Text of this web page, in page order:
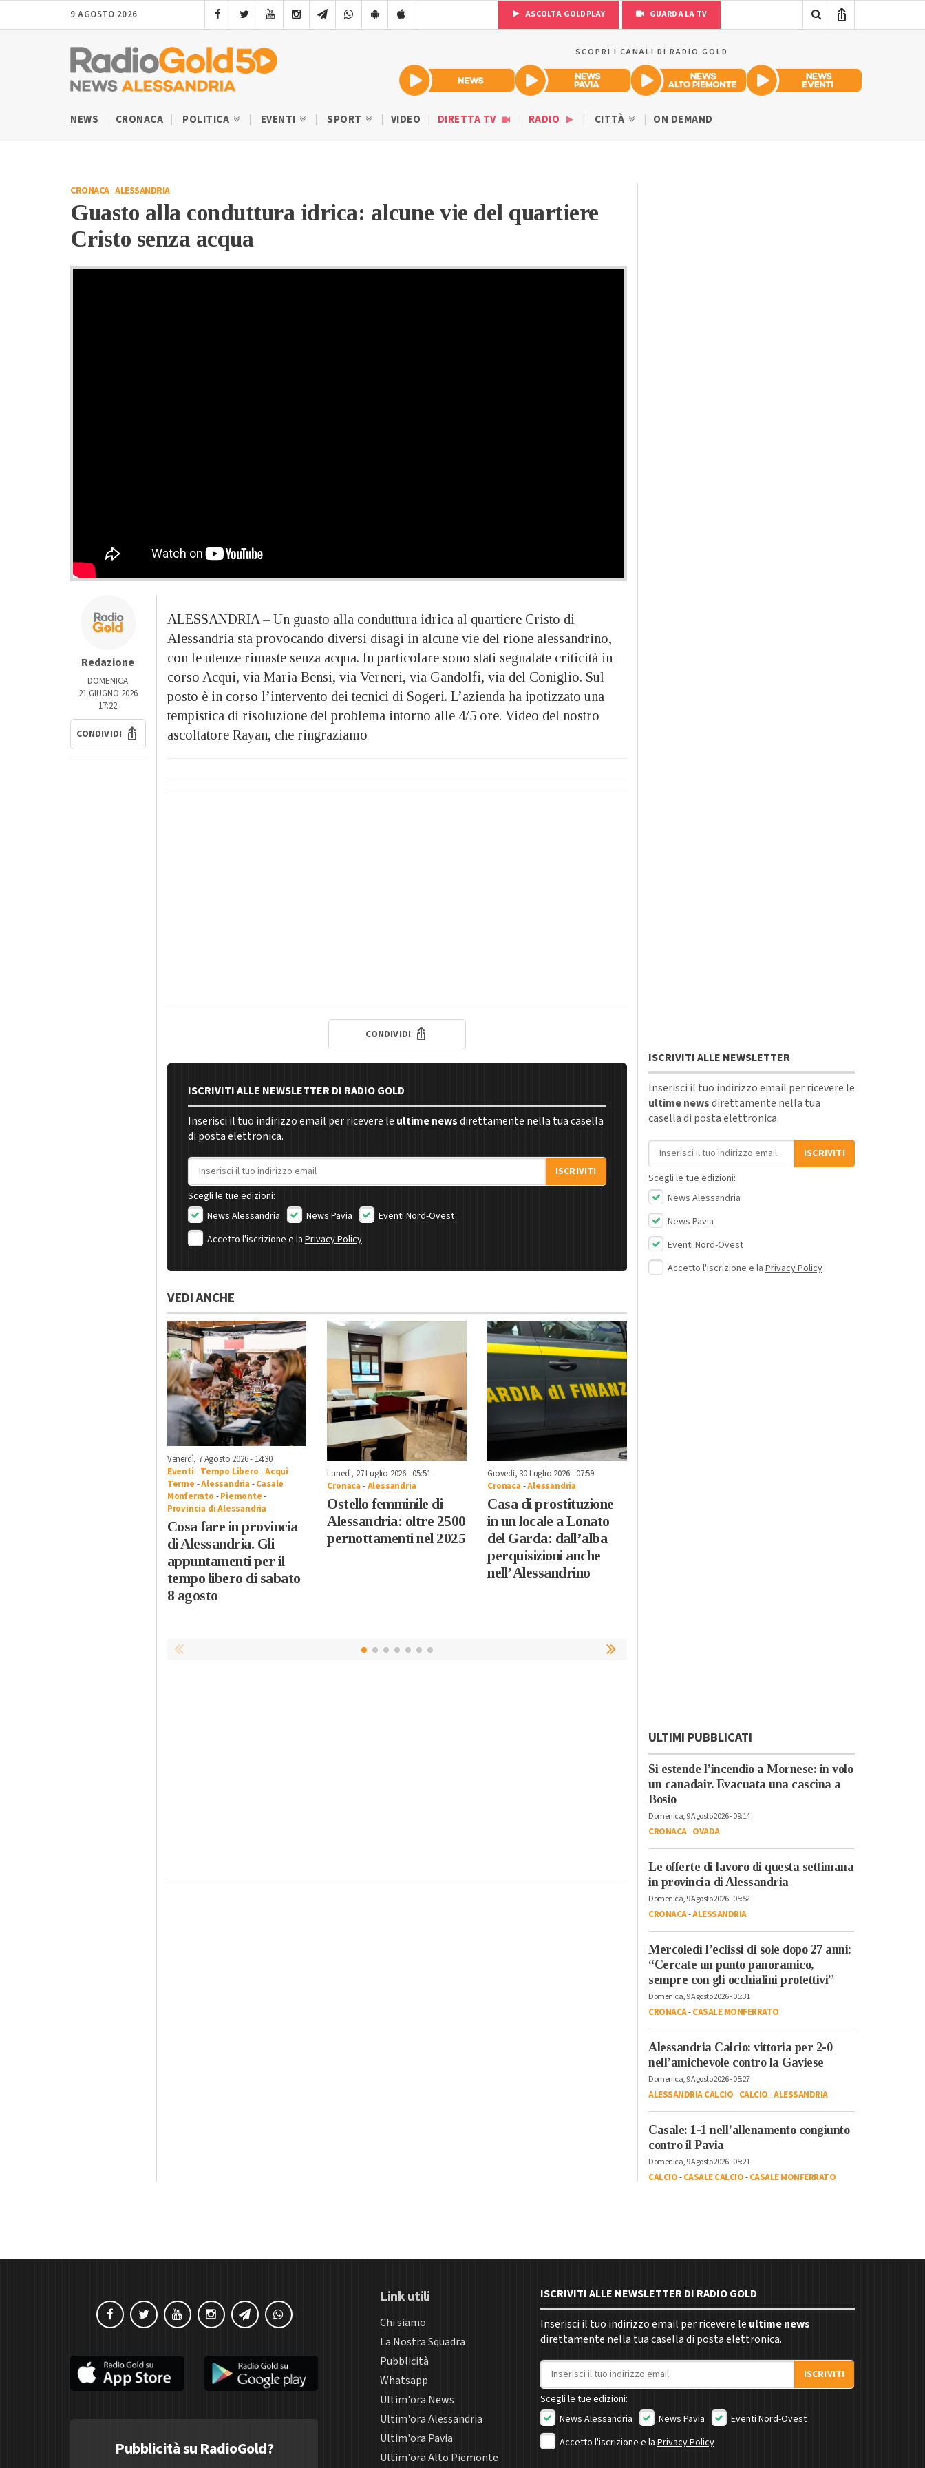
9 AGOSTO 2026 ASCOLTA GOLDPLAY GUARDA LA TV
SCOPRI I CANALI DI RADIO GOLD
NEWS CRONACA POLITICA EVENTI SPORT VIDEO DIRETTA TV RADIO CITTÀ ON DEMAND
CRONACA-ALESSANDRIA
Guasto alla conduttura idrica: alcune vie del quartiere
Cristo senza acqua
Redazione
DOMENICA
21 GIUGNO 2026
17:22
CONDIVIDI
ALESSANDRIA – Un guasto alla conduttura idrica al quartiere Cristo di
Alessandria sta provocando diversi disagi in alcune vie del rione alessandrino,
con le utenze rimaste senza acqua. In particolare sono stati segnalate criticità in
corso Acqui, via Maria Bensi, via Verneri, via Gandolfi, via del Coniglio. Sul
posto è in corso l’intervento dei tecnici di Sogeri. L’azienda ha ipotizzato una
tempistica di risoluzione del problema intorno alle 4/5 ore. Video del nostro
ascoltatore Rayan, che ringraziamo
CONDIVIDI
ISCRIVITI ALLE NEWSLETTER DI RADIO GOLD
Inserisci il tuo indirizzo email per ricevere le ultime newsdirettamente nella tua casella
di posta elettronica.
Indirizzo email
ISCRIVITI
Scegli le tue edizioni:
News Alessandria
News Pavia
Eventi Nord-Ovest
Accetto l'iscrizione e laPrivacy Policy
VEDI ANCHE
Venerdì, 7 Agosto 2026 - 14:30
Eventi- Tempo Libero-Acqui
Terme -Alessandria -Casale
Monferrato -Piemonte-
Provincia di Alessandria
Cosa fare in provincia
di Alessandria. Gli
appuntamenti per il
tempo libero di sabato
8 agosto
Lunedì, 27 Luglio 2026 - 05:51
Cronaca -Alessandria
Ostello femminile di
Alessandria: oltre 2500
pernottamenti nel 2025
Giovedì, 30 Luglio 2026 - 07:59
Cronaca -Alessandria
Casa di prostituzione
in un locale a Lonato
del Garda: dall’alba
perquisizioni anche
nell’Alessandrino
ISCRIVITI ALLE NEWSLETTER
Inserisci il tuo indirizzo email per ricevere le
ultime newsdirettamente nella tua
casella di posta elettronica.
Indirizzo email
ISCRIVITI
Scegli le tue edizioni:
News Alessandria
News Pavia
Eventi Nord-Ovest
Accetto l'iscrizione e la Privacy Policy
ULTIMI PUBBLICATI
Si estende l’incendio a Mornese: in volo
un canadair. Evacuata una cascina a
Bosio
Domenica, 9 Agosto 2026 - 09:14
CRONACA-OVADA
Le offerte di lavoro di questa settimana
in provincia di Alessandria
Domenica, 9 Agosto 2026 - 05:52
CRONACA-ALESSANDRIA
Mercoledì l’eclissi di sole dopo 27 anni:
“Cercate un punto panoramico,
sempre con gli occhialini protettivi”
Domenica, 9 Agosto 2026 - 05:31
CRONACA-CASALE MONFERRATO
Alessandria Calcio: vittoria per 2-0
nell’amichevole contro la Gaviese
Domenica, 9 Agosto 2026 - 05:27
ALESSANDRIA CALCIO-CALCIO-ALESSANDRIA
Casale: 1-1 nell’allenamento congiunto
contro il Pavia
Domenica, 9 Agosto 2026 - 05:21
CALCIO-CASALE CALCIO-CASALE MONFERRATO
Pubblicità su RadioGold?
Link utili
Chi siamo
La Nostra Squadra
Pubblicità
Whatsapp
Ultim'ora News
Ultim'ora Alessandria
Ultim'ora Pavia
Ultim'ora Alto Piemonte
ISCRIVITI ALLE NEWSLETTER DI RADIO GOLD
Inserisci il tuo indirizzo email per ricevere le ultime news
direttamente nella tua casella di posta elettronica.
Indirizzo email
ISCRIVITI
Scegli le tue edizioni:
News Alessandria
News Pavia
Eventi Nord-Ovest
Accetto l'iscrizione e la Privacy Policy